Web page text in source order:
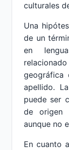
culturales
Una
de un
en
geográfica
apellido.
puede ser
de origen
aunque no
En cuanto